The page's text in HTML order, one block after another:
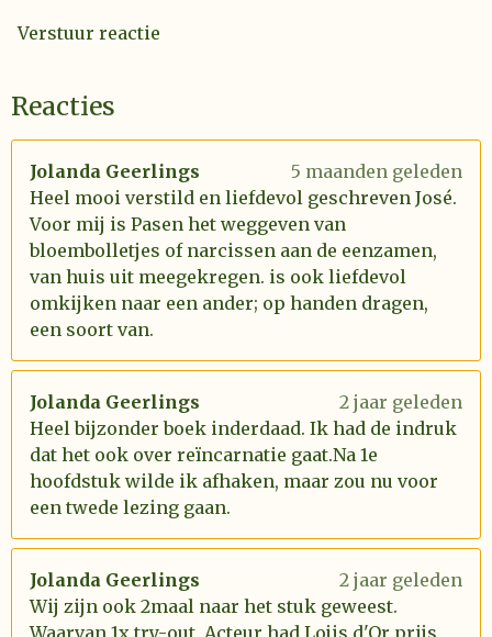
Verstuur reactie
Reacties
Jolanda Geerlings
5 maanden geleden
Heel mooi verstild en liefdevol geschreven José.
Voor mij is Pasen het weggeven van
bloembolletjes of narcissen aan de eenzamen,
van huis uit meegekregen. is ook liefdevol
omkijken naar een ander; op handen dragen,
een soort van.
Jolanda Geerlings
2 jaar geleden
Heel bijzonder boek inderdaad. Ik had de indruk
dat het ook over reïncarnatie gaat.Na 1e
hoofdstuk wilde ik afhaken, maar zou nu voor
een twede lezing gaan.
Jolanda Geerlings
2 jaar geleden
Wij zijn ook 2maal naar het stuk geweest.
Waarvan 1x try-out. Acteur had Lojis d'Or prijs